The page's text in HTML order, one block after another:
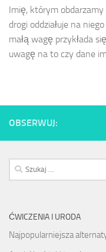
Imię, którym
drogi oddziałuje na
małą wagę przykłada
uwagę na to czy dane
OBSERWUJ:
Szukaj:
ĆWICZENIA I URODA
Najpopularniejsza